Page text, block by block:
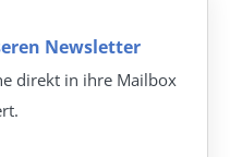
Newsletter
direkt in ihre Mailbox